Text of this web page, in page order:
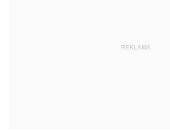
REKLAMA